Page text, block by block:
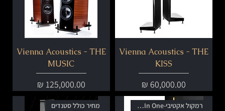
Vienna Acoustics - THE
KISS
מחיר
Vienna Acoustics - THE
MUSIC
מחיר
רמקול אקטיבי-All In One מחיר כולל סטנדים